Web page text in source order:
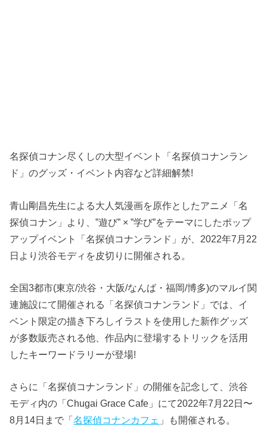
名探偵コナン尽くしの大型イベント「名探偵コナンラン
ド」のグッズ・イベント内容など詳細解禁!
青山剛昌先生による大人気漫画を原作としたアニメ「名
探偵コナン」より、”遊び” × ”学び”をテーマにしたポップ
アップイベント「名探偵コナンランド」が、2022年7月22
日より渋谷モディを皮切りに開催される。
全国3都市(東京/渋谷・大阪/なんば・福岡/博多)のマルイ関
連施設にて開催される「名探偵コナンランド」では、イ
ベント限定の描き下ろしイラストを使用した新作グッズ
が多数販売される他、作品内に登場するトリックを活用
したキーワードラリーが登場!
さらに「名探偵コナンランド」の開催を記念して、渋谷
モディ内の「Chugai Grace Cafe」にて2022年7月22日〜
8月14日まで「名探偵コナンカフェ 」も開催される。